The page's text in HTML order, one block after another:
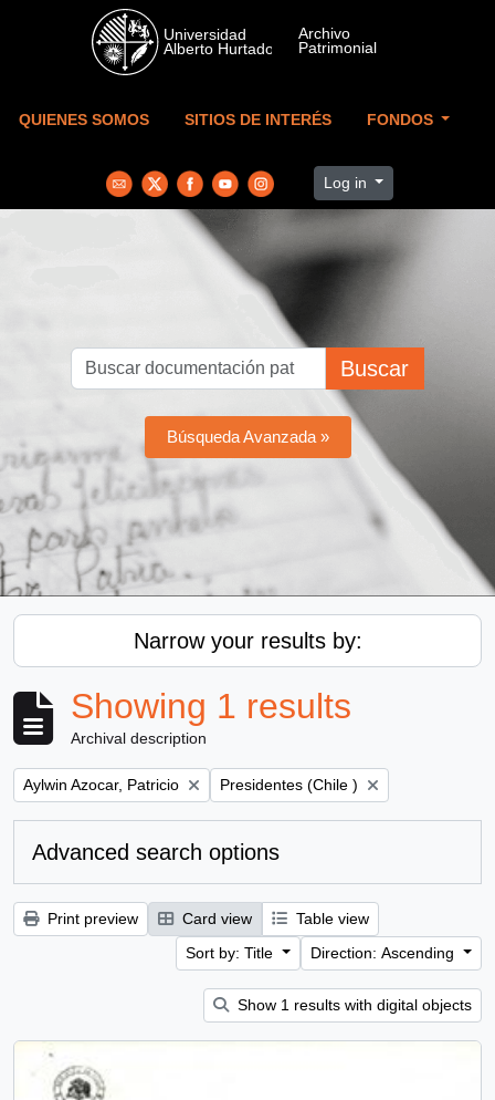
Skip to main content
QUIENES SOMOS SITIOS DE INTERÉS FONDOS
Log in
Buscar
Búsqueda Avanzada »
Narrow your results by:
Showing 1 results
Archival description
Remove filter:
Aylwin Azocar, Patricio Remove filter:
Presidentes (Chile )
Advanced search options
Print preview Card view
Table view
Sort by: Title
Direction: Ascending
Show 1 results with digital objects